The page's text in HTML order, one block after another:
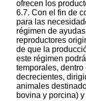
ofrecen los
6.7. Con el fin de
para las
régimen de
reproductores
de que la
este régimen
temporales,
decrecientes,
animales
bovina y porcina)